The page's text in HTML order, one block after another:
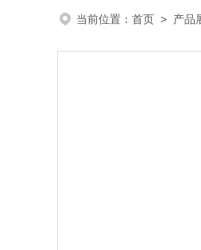
当前位置： 首页 > 产品